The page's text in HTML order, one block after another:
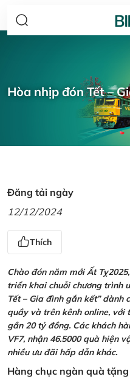
Hòa nhịp đón Tết –
Đăng tải ngày
12/12/2024
Thích
Chào đón năm mới Ất
triển khai chuỗi chương trình
Tết – Gia đình gắn kết”
quầy và trên kênh online,
gần 20 tỷ đồng. Các khách
VF7, nhận 46.5000 quà hiện
nhiều ưu đãi hấp dẫn khác.
Hàng chục ngàn quà